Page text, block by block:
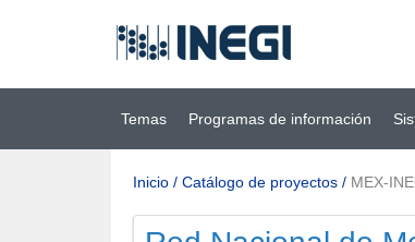
principal
(INEGI)
Temas Programas de información
Inicio / Catálogo de proyectos / MEX-